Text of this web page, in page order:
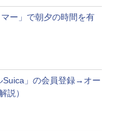
ー」で朝夕の時間を有
Suica」の会員登録→オー
説）